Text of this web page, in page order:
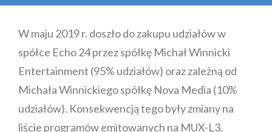
W maju 2019 r. doszło do zakupu udziałów w
spółce Echo 24 przez spółkę Michał Winnicki
Entertainment (95% udziałów) oraz zależną od
Michała Winnickiego spółkę Nova Media (10%
udziałów). Konsekwencją tego były zmiany na
liście programów emitowanych na MUX-L3.